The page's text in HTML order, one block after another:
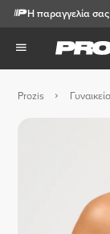
Η παραγγελία
Prozis